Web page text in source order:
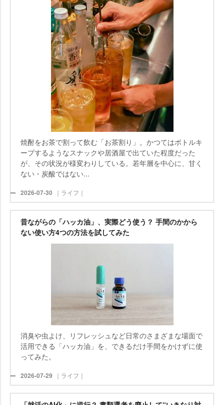
焼酎をお茶で割って飲む「お茶割り」。かつてはボトルキ
ープするようなスナックや居酒屋で出ていた程度だった
が、その状況が様変わりしている。若年層を中心に、甘く
ない・炭酸ではない...
2026-07-30 ｜ライフ｜
昔ながらの「ハッカ油」、実際どう使う？ 手間のかから
ない使い方4つの方法を試してみた
消臭や虫よけ、リフレッシュなど日常のさまざまな場面で
活用できる「ハッカ油」を、できるだけ手間をかけずに使
ってみた。
2026-07-29 ｜ライフ｜